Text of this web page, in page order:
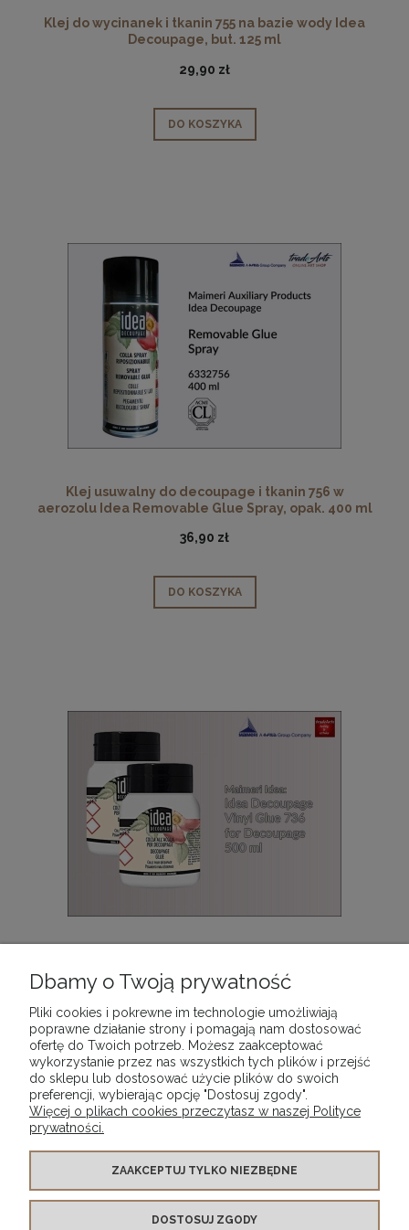
Klej do wycinanek i tkanin 755 na bazie wody Idea
Decoupage, but. 125 ml
29,90 zł
DO KOSZYKA
Klej usuwalny do decoupage i tkanin 756 w
aerozolu Idea Removable Glue Spray, opak. 400 ml
36,90 zł
DO KOSZYKA
Decoupage, but. 500 ml
53,90 zł
DO KOSZYKA
WARUNKI ZAKUPÓW
MOJE KONTO
Dbamy o Twoją prywatność
Pliki cookies i pokrewne im technologie umożliwiają
poprawne działanie strony i pomagają nam dostosować
ofertę do Twoich potrzeb. Możesz zaakceptować
wykorzystanie przez nas wszystkich tych plików i przejść
do sklepu lub dostosować użycie plików do swoich
preferencji, wybierając opcję "Dostosuj zgody".
Więcej o plikach cookies przeczytasz w naszej Polityce
prywatności.
ZAAKCEPTUJ TYLKO NIEZBĘDNE
DOSTOSUJ ZGODY